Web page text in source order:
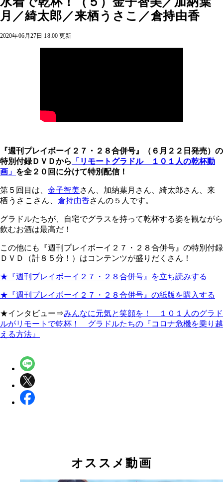
月／綺太郎／来栖うさこ／倉持由香
2020年06月27日 18:00 更新
『週刊プレイボーイ２７・２８合併号』（６月２２日発売）の
特別付録ＤＶＤから
「リモートグラドル １０１人の乾杯動
画」 を全２０回に分けて特別配信！
第５回目は、 金子智美さん、加納葉月さん、綺太郎さん、 来
栖うさこさん、倉持由香さんの５人です。
グラドルたちが、自宅でグラスを持って乾杯する姿を観ながら
飲むお酒は最高だ！
この他にも『週刊プレイボーイ２７・２８合併号』の特別付録
ＤＶＤ（計８５分！）はコンテンツが盛りだくさん！
★『週刊プレイボーイ２７・２８合併号』を立ち読みする
★『週刊プレイボーイ２７・２８合併号』の紙版を購入する
★インタビュー⇒みんなに元気と笑顔を！ １０１人のグラド
ルがリモートで乾杯！ グラドルたちの『コロナ危機を乗り越
える方法』
オススメ動画